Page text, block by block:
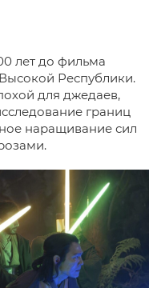
лет до фильма
Республики.
для джедаев,
границ
наращивание сил